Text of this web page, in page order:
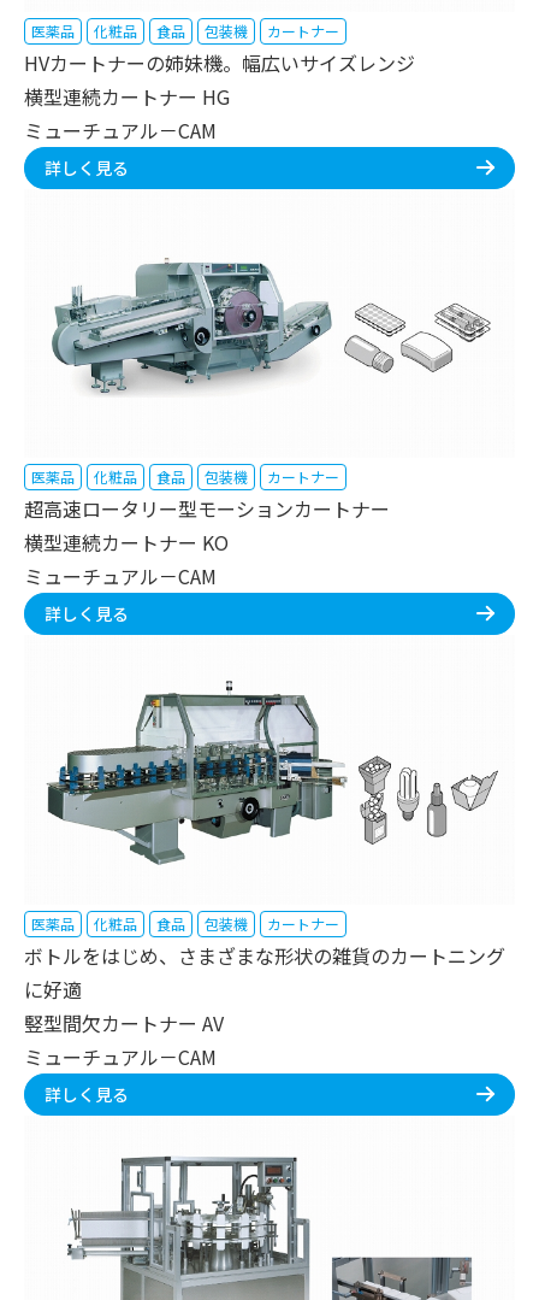
医薬品 化粧品 食品 包装機 カートナー
HVカートナーの姉妹機。幅広いサイズレンジ
横型連続カートナー HG
ミューチュアル－CAM
詳しく見る
医薬品 化粧品 食品 包装機 カートナー
超高速ロータリー型モーションカートナー
横型連続カートナー KO
ミューチュアル－CAM
詳しく見る
医薬品 化粧品 食品 包装機 カートナー
ボトルをはじめ、さまざまな形状の雑貨のカートニング
に好適
竪型間欠カートナー AV
ミューチュアル－CAM
詳しく見る